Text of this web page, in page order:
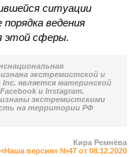
ситуации
ведения
этой сферы.
экстремистской и
Inc. является материнской
и Instagram.
экстремистскими
на территории РФ
Кира Ремнёва
«Наша версия» №47 от 08.12.2020